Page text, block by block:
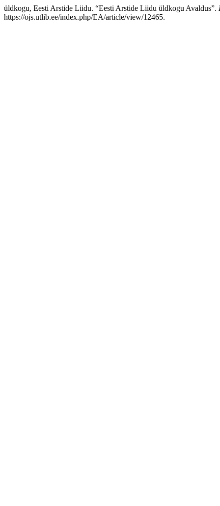
üldkogu, Eesti Arstide Liidu. “Eesti Arstide Liidu üldkogu Avaldus”.
https://ojs.utlib.ee/index.php/EA/article/view/12465.